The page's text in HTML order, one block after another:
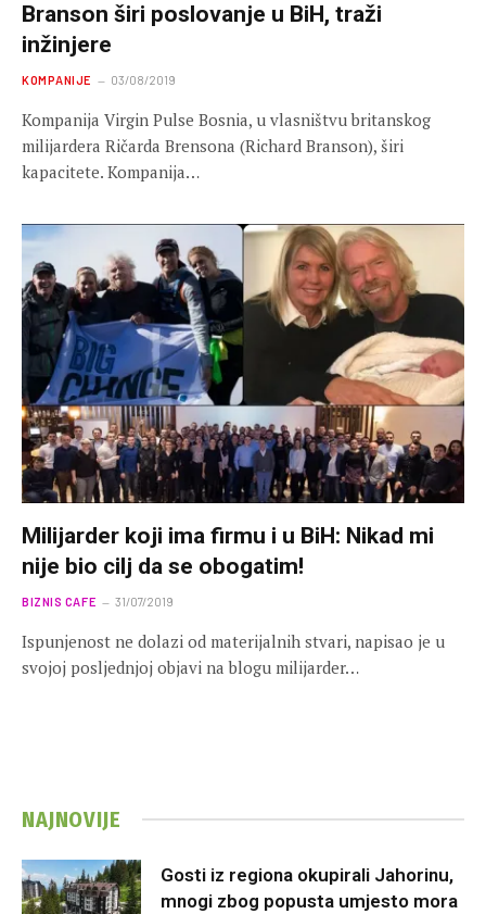
Branson širi poslovanje u BiH, traži
inžinjere
KOMPANIJE 03/08/2019
Kompanija Virgin Pulse Bosnia, u vlasništvu britanskog
milijardera Ričarda Brensona (Richard Branson), širi
kapacitete. Kompanija…
Milijarder koji ima firmu i u BiH: Nikad mi
nije bio cilj da se obogatim!
BIZNIS CAFE 31/07/2019
Ispunjenost ne dolazi od materijalnih stvari, napisao je u
svojoj posljednjoj objavi na blogu milijarder…
NAJNOVIJE
Gosti iz regiona okupirali Jahorinu,
mnogi zbog popusta umjesto mora